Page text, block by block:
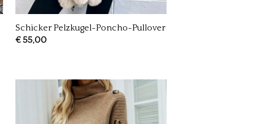
Schicker Pelzkugel-Poncho-Pullover
€55,00